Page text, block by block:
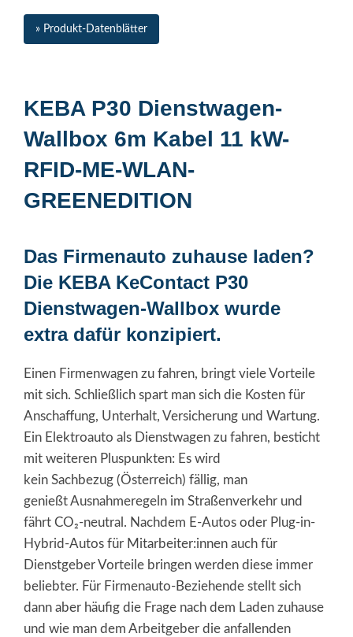
» Produkt-Datenblätter
KEBA P30 Dienstwagen-
Wallbox 6m Kabel 11 kW-
RFID-ME-WLAN-
GREENEDITION
Das Firmenauto zuhause laden?
Die KEBA KeContact P30
Dienstwagen-Wallbox wurde
extra dafür konzipiert.
Einen Firmenwagen zu fahren, bringt viele Vorteile
mit sich. Schließlich spart man sich die Kosten für
Anschaffung, Unterhalt, Versicherung und Wartung.
Ein Elektroauto als Dienstwagen zu fahren, besticht
mit weiteren Pluspunkten: Es wird
kein Sachbezug (Österreich) fällig, man
genießt Ausnahmeregeln im Straßenverkehr und
fährt CO₂-neutral. Nachdem E-Autos oder Plug-in-
Hybrid-Autos für Mitarbeiter:innen auch für
Dienstgeber Vorteile bringen werden diese immer
beliebter. Für Firmenauto-Beziehende stellt sich
dann aber häufig die Frage nach dem Laden zuhause
und wie man dem Arbeitgeber die anfallenden